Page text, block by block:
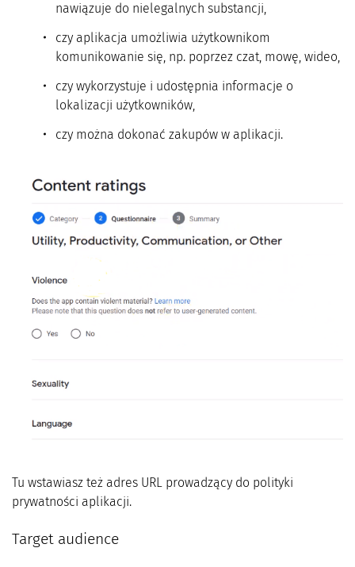
nawiązuje do nielegalnych substancji,
czy aplikacja umożliwia użytkownikom
komunikowanie się, np. poprzez czat, mowę, wideo,
czy wykorzystuje i udostępnia informacje o
lokalizacji użytkowników,
czy można dokonać zakupów w aplikacji.
Tu wstawiasz też adres URL prowadzący do polityki
prywatności aplikacji.
Target audience